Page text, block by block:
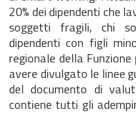
20% dei dipendenti che
soggetti fragili, chi
dipendenti con figli
regionale della
avere divulgato le linee
del documento di
contiene tutti gli